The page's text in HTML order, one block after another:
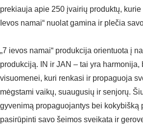
prekiauja apie 250 įvairių produktų,
Ievos namai“ nuolat gamina ir plečia
„7 ievos namai“ produkcija orientuota į
produkciją. IN ir JAN – tai yra
visuomenei, kuri renkasi ir propaguoja
mėgstami vaikų, suaugusių ir senjorų.
gyvenimą propaguojantys bei kokybišką
pasirūpinti savo šeimos sveikata ir